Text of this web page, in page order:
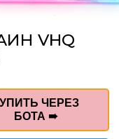
VHQ
ЧЕРЕЗ
БОТА ➠